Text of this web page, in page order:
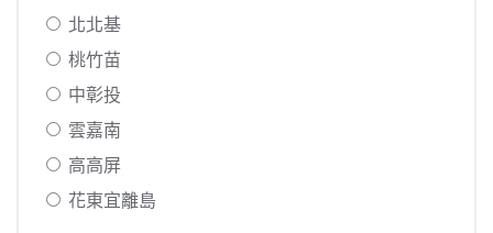
北北基
桃竹苗
中彰投
雲嘉南
高高屏
花東宜離島